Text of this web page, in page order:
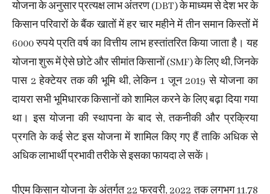
योजना के अनुसार प्रत्यक्ष लाभ अंतरण (DBT) के माध्यम से देश भर के
किसान परिवारों के बैंक खातों में हर चार महीने में तीन समान किस्तों में
6000 रुपये प्रति वर्ष का वित्तीय लाभ हस्तांतरित किया जाता है। यह
योजना शुरू में ऐसे छोटे और सीमांत किसानों (SMF) के लिए थी, जिनके
पास 2 हेक्टेयर तक की भूमि थी, लेकिन 1 जून 2019 से योजना का
दायरा सभी भूमिधारक किसानों को शामिल करने के लिए बढ़ा दिया गया
था। इस योजना की स्थापना के बाद से, तकनीकी और प्रक्रिया
प्रगति के कई सेट इस योजना में शामिल किए गए हैं ताकि अधिक से
अधिक लाभार्थी प्रभावी तरीके से इसका फायदा ले सकें।
पीएम किसान योजना के अंतर्गत 22 फरवरी, 2022 तक लगभग 11.78